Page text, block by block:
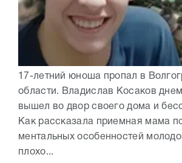
17-летний юноша пропал в
области. Владислав Косаков днем
вышел во двор своего дома и
Как рассказала приемная мама
ментальных особенностей
плохо...